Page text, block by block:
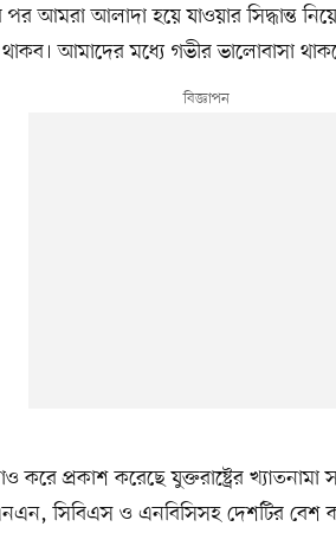
আমরা আলাদা হয়ে যাওয়ার সিদ্ধান্ত
থাকব। আমাদের মধ্যে গভীর ভালোবাসা
করে প্রকাশ করেছে যুক্তরাষ্ট্রের খ্যাতনামা
সিবিএস ও এনবিসিসহ দেশটির বেশ